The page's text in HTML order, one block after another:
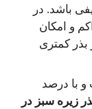
باشد. در
و امکان
بذر کمتری
و با درصد
زیره سبز در